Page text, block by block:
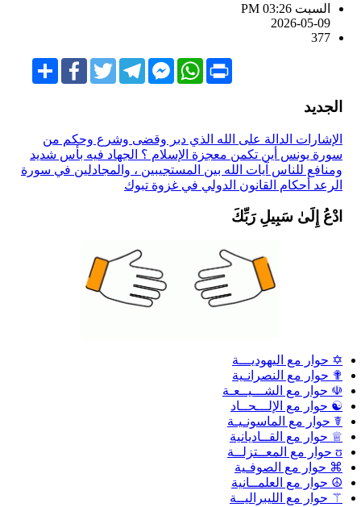
السبت PM 03:26
2026-05-09
377
ShareFacebookTwitter
TelegramFacebook
Messenger
WhatsApp Print
الجديد
الإشارات الدالة على الله الذي دبر وقضى وشرع وحكم من
سورة يونس أين تكمن معجزة الإسلام ؟ الجهاد فيه بأس شديد
ومنافع للناس آيات الله بين المستجيبين ، والمجادلين في سورة
الرعد أحكام القانون الدولي في غزوة تبوك
ادْعُ إِلَىٰ سَبِيلِ رَبِّكَ
✡ حوار مع اليهوديـــة
✟ حوار مع النصرانـية
☫ حوار مع الشـــيــعـة
☯ حوار مع الإلـــحــاد
☤ حوار مع الماسونـيـة
♕ حوار مع القــاديانية
ʊ حوار مع المعــتزلــة
⌘ حوار مع الصوفـية
☮ حوار مع العلمــانية
⚚ حوار مع الليبراليــة